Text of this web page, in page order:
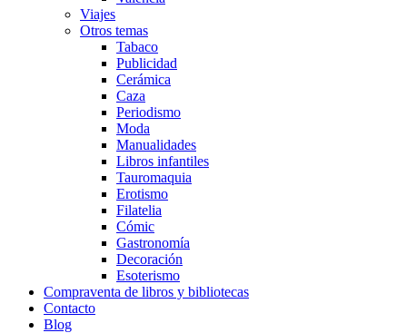
Viajes
Otros temas
Tabaco
Publicidad
Cerámica
Caza
Periodismo
Moda
Manualidades
Libros infantiles
Tauromaquia
Erotismo
Filatelia
Cómic
Gastronomía
Decoración
Esoterismo
Compraventa de libros y bibliotecas
Contacto
Blog